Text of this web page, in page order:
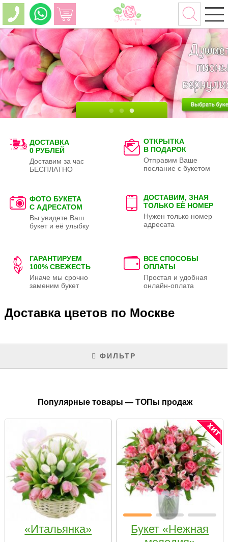
ДОСТАВКА
0 РУБЛЕЙ
Доставим за час
БЕСПЛАТНО
ОТКРЫТКА
В ПОДАРОК
Отправим Ваше
послание с букетом
ФОТО БУКЕТА
С АДРЕСАТОМ
Вы увидете Ваш
букет и её улыбку
ДОСТАВИМ, ЗНАЯ
ТОЛЬКО ЕЁ НОМЕР
Нужен только номер
адресата
ГАРАНТИРУЕМ
100% СВЕЖЕСТЬ
Иначе мы срочно
заменим букет
ВСЕ СПОСОБЫ
ОПЛАТЫ
Простая и удобная
онлайн-оплата
Доставка цветов по Москве
ФИЛЬТР
Популярные товары — ТОПы продаж
«Итальянка»
Букет «Нежная